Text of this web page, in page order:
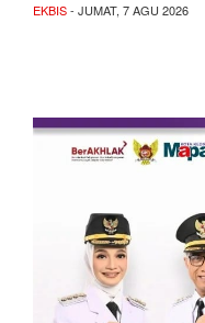
EKBIS- JUMAT, 7 AGU 2026